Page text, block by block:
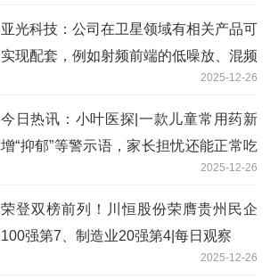
亚光科技：公司在卫星领域有相关产品可
实现配套，例如射频前端的低噪放、混频
器、功分器、滤波器、信号检测电路等
2025-12-26
今日热讯：小叶医探|一款儿童常用药新
增“抑郁”等警示语，家长担忧还能正常吃
2025-12-26
荣登双榜前列！川恒股份荣膺贵州民企
100强第7、制造业20强第4|每日观察
2025-12-26